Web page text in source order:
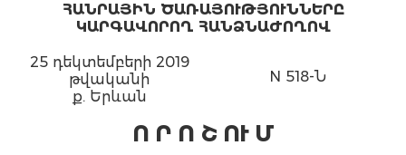
ՀԱՆՐԱՅԻՆ ԾԱՌԱՅՈՒԹՅՈՒՆՆԵՐԸ
ԿԱՐԳԱՎՈՐՈՂ ՀԱՆՁՆԱԺՈՂՈՎ
25 դեկտեմբերի 2019
թվականի
ք. Երևան
N 518-Ն
Ո Ր Ո Շ ՈՒ Մ